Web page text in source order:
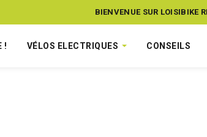
BIENVENUE SUR LOISIBIKE
! VÉLOS ELECTRIQUES CONSEILS